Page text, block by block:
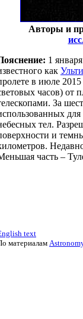
Авторы и
1
как
в июле
часов) от
За
для
тел.
и
часть –
text
материалам